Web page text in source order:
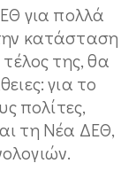
για πολλά
κατάσταση
της, θα
για το
πολίτες,
τη Νέα ΔΕΘ,